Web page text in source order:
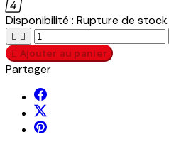

Disponibilité : Rupture de stock
 
 Ajouter au panier
Partager